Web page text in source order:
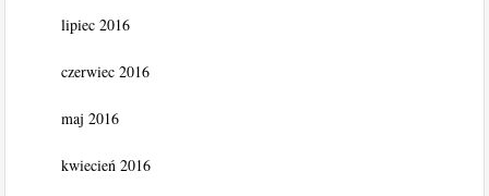
lipiec 2016
czerwiec 2016
maj 2016
kwiecień 2016